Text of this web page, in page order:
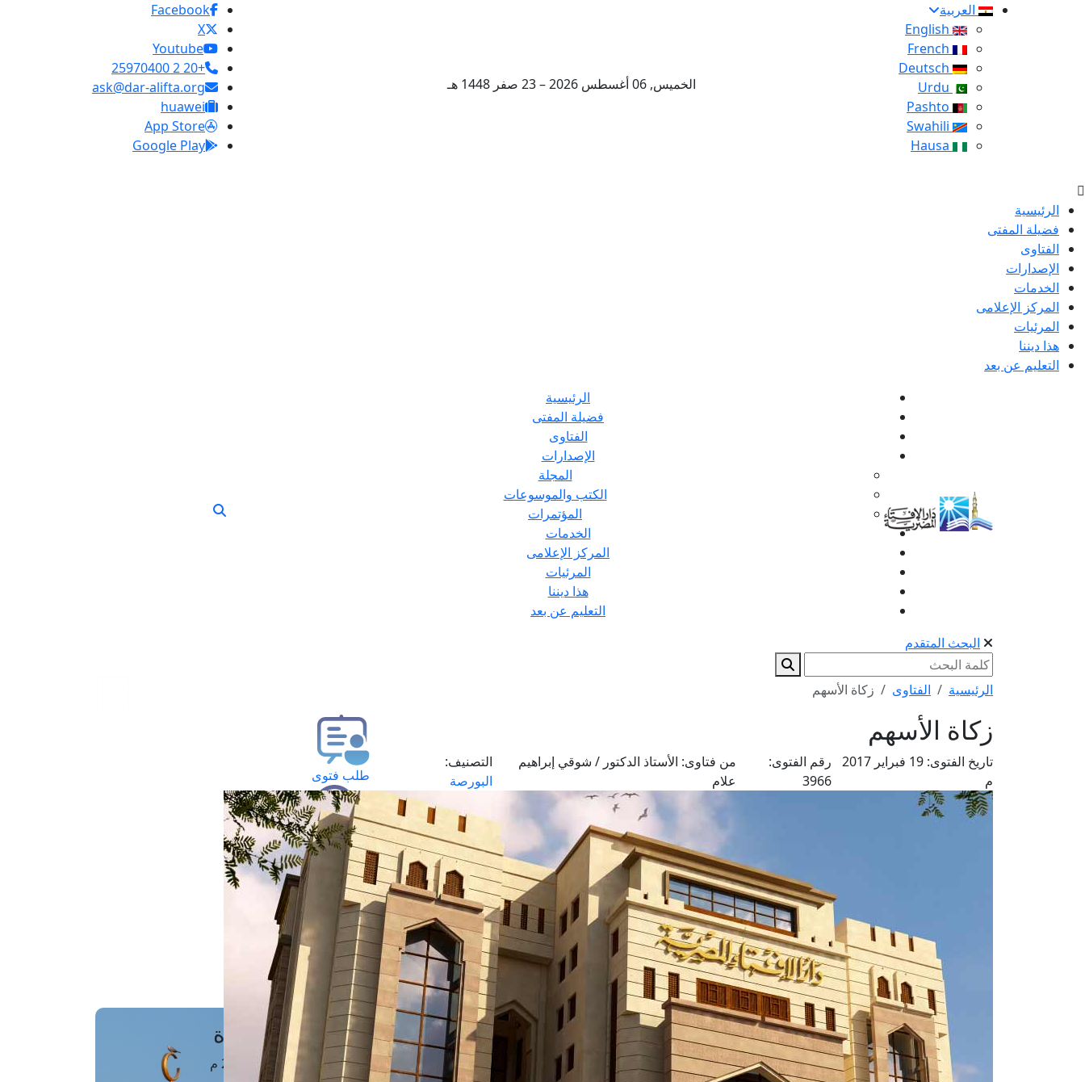
العربية
الخميس, 06 أغسطس 2026 – 23 صفر 1448 هـ
Facebook
X
Youtube
+20 2 25970400
ask@dar-alifta.org
huawei
App Store
Google Play
الرئيسية
فضيلة المفتى
الفتاوى
الإصدارات
الخدمات
المركز الإعلامى
المرئيات
هذا ديننا
التعليم عن بعد
الرئيسية
فضيلة المفتى
الفتاوى
الإصدارات
المجلة
الكتب والموسوعات
المؤتمرات
الخدمات
المركز الإعلامى
المرئيات
هذا ديننا
التعليم عن بعد
البحث المتقدم
الرئيسية الفتاوى زكاة الأسهم
زكاة الأسهم
تاريخ الفتوى:
19 فبراير 2017
م
رقم الفتوى:
3966
من فتاوى: الأستاذ الدكتور / شوقي إبراهيم
علام
التصنيف:
البورصة
طلب فتوى
استعلام عن فتوى
حجز موعد
الفتوى الهاتفية
مَواقِيتُ الصَّـــلاة
القاهرة · 06 أغسطس 2026 م